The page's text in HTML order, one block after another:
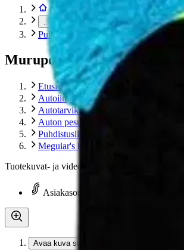
Puhdistusliinat
Murupolku
Etusivu
Autoilu
Autotarvikkeet
Auton pesu- ja kiillotustarvikkeet
Puhdistusliinat
Meguiar's kuivauspyyhe M kokoinen
Tuotekuvat- ja videot
Asiakasomistaja-alennus
Avaa kuva suurempana